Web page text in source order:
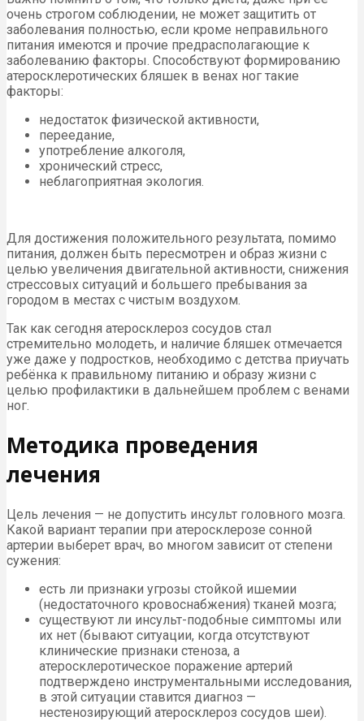
очень строгом соблюдении, не может защитить от
заболевания полностью, если кроме неправильного
питания имеются и прочие предрасполагающие к
заболеванию факторы. Способствуют формированию
атеросклеротических бляшек в венах ног такие
факторы:
недостаток физической активности,
переедание,
употребление алкоголя,
хронический стресс,
неблагоприятная экология.
Для достижения положительного результата, помимо
питания, должен быть пересмотрен и образ жизни с
целью увеличения двигательной активности, снижения
стрессовых ситуаций и большего пребывания за
городом в местах с чистым воздухом.
Так как сегодня атеросклероз сосудов стал
стремительно молодеть, и наличие бляшек отмечается
уже даже у подростков, необходимо с детства приучать
ребёнка к правильному питанию и образу жизни с
целью профилактики в дальнейшем проблем с венами
ног.
Методика проведения
лечения
Цель лечения — не допустить инсульт головного мозга.
Какой вариант терапии при атеросклерозе сонной
артерии выберет врач, во многом зависит от степени
сужения:
есть ли признаки угрозы стойкой ишемии
(недостаточного кровоснабжения) тканей мозга;
существуют ли инсульт-подобные симптомы или
их нет (бывают ситуации, когда отсутствуют
клинические признаки стеноза, а
атеросклеротическое поражение артерий
подтверждено инструментальными исследования,
в этой ситуации ставится диагноз —
нестенозирующий атеросклероз сосудов шеи).